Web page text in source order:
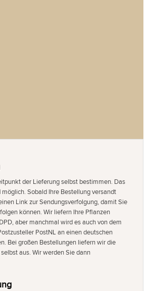
der Lieferung selbst bestimmen. Das
Sobald Ihre Bestellung versandt
Link zur Sendungsverfolgung, damit Sie
können. Wir liefern Ihre Pflanzen
aber manchmal wird es auch von dem
PostNL an einen deutschen
Bei großen Bestellungen liefern wir die
aus. Wir werden Sie dann